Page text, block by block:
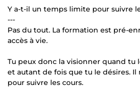
Y a-t-il un temps limite pour suivre
---
Pas du tout. La formation est pré-
accès à vie.
Tu peux donc la visionner quand tu
et autant de fois que tu le désires. Il
pour suivre les cours.